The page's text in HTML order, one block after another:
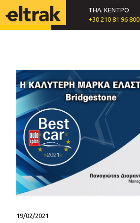
ΤΗΛ. ΚΕΝΤΡΟ
+30 210 81 96 800
19/02/2021